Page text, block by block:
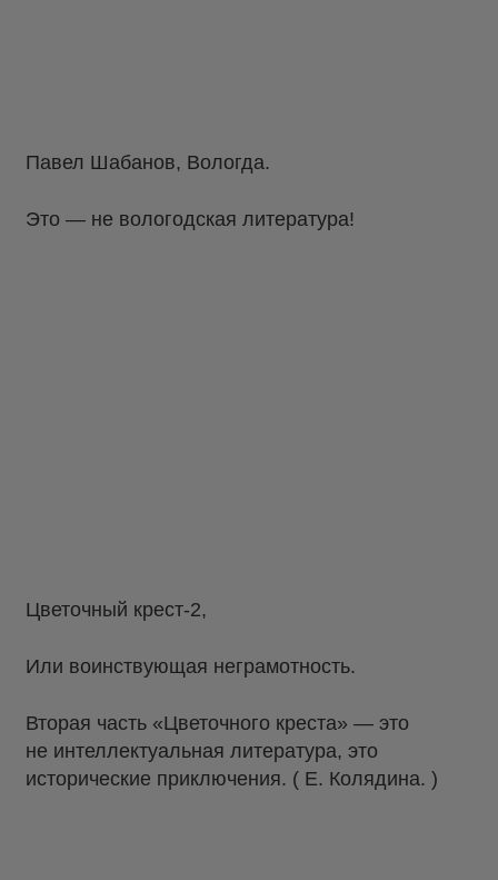
Павел Шабанов, Вологда.
Это — не вологодская литература!
Цветочный крест-2,
Или воинствующая неграмотность.
Вторая часть «Цветочного креста» — это
не интеллектуальная литература, это
исторические приключения. ( Е. Колядина. )